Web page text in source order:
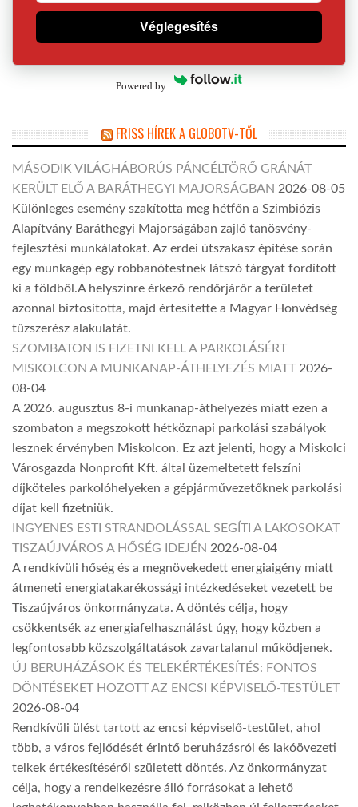
Véglegesítés
Powered by
FRISS HÍREK A GLOBOTV-TŐL
MÁSODIK VILÁGHÁBORÚS PÁNCÉLTÖRŐ GRÁNÁT
KERÜLT ELŐ A BARÁTHEGYI MAJORSÁGBAN 2026-08-05
Különleges esemény szakította meg hétfőn a Szimbiózis
Alapítvány Baráthegyi Majorságában zajló tanösvény-
fejlesztési munkálatokat. Az erdei útszakasz építése során
egy munkagép egy robbanótestnek látszó tárgyat fordított
ki a földből.A helyszínre érkező rendőrjárőr a területet
azonnal biztosította, majd értesítette a Magyar Honvédség
tűzszerész alakulatát.
SZOMBATON IS FIZETNI KELL A PARKOLÁSÉRT
MISKOLCON A MUNKANAP-ÁTHELYEZÉS MIATT 2026-
08-04
A 2026. augusztus 8-i munkanap-áthelyezés miatt ezen a
szombaton a megszokott hétköznapi parkolási szabályok
lesznek érvényben Miskolcon. Ez azt jelenti, hogy a Miskolci
Városgazda Nonprofit Kft. által üzemeltetett felszíni
díjköteles parkolóhelyeken a gépjárművezetőknek parkolási
díjat kell fizetniük.
INGYENES ESTI STRANDOLÁSSAL SEGÍTI A LAKOSOKAT
TISZAÚJVÁROS A HŐSÉG IDEJÉN 2026-08-04
A rendkívüli hőség és a megnövekedett energiaigény miatt
átmeneti energiatakarékossági intézkedéseket vezetett be
Tiszaújváros önkormányzata. A döntés célja, hogy
csökkentsék az energiafelhasználást úgy, hogy közben a
legfontosabb közszolgáltatások zavartalanul működjenek.
ÚJ BERUHÁZÁSOK ÉS TELEKÉRTÉKESÍTÉS: FONTOS
DÖNTÉSEKET HOZOTT AZ ENCSI KÉPVISELŐ-TESTÜLET
2026-08-04
Rendkívüli ülést tartott az encsi képviselő-testület, ahol
több, a város fejlődését érintő beruházásról és lakóövezeti
telkek értékesítéséről született döntés. Az önkormányzat
célja, hogy a rendelkezésre álló forrásokat a lehető